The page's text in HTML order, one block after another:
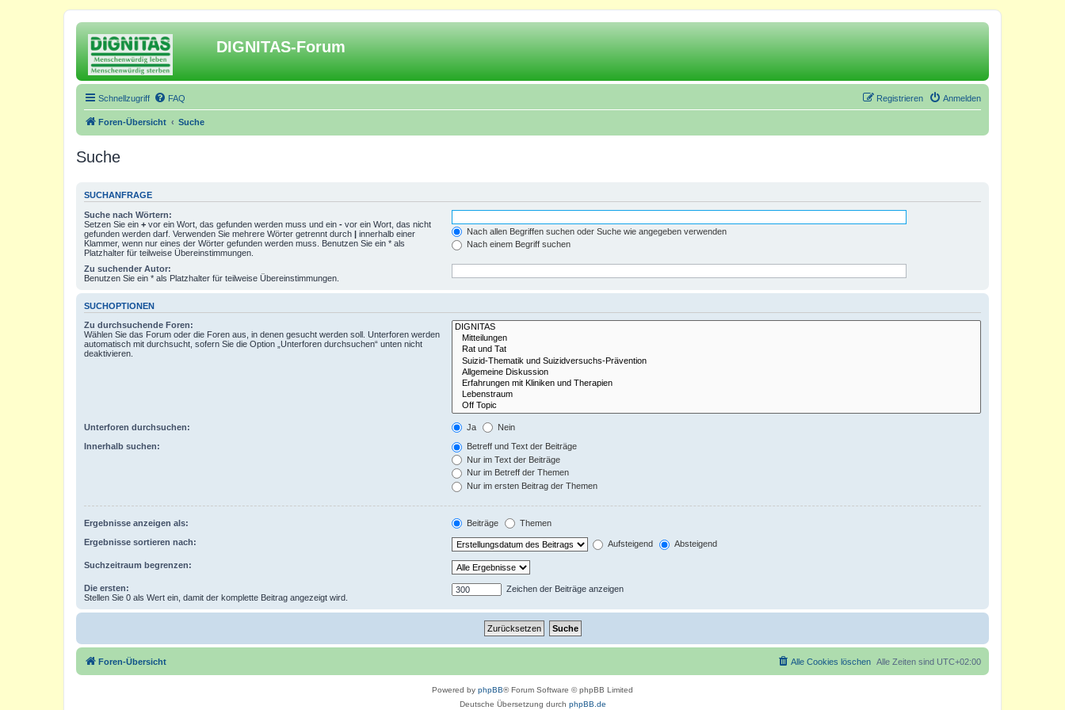
DIGNITAS-Forum
Schnellzugriff FAQ Anmelden
Registrieren
Foren-Übersicht Suche
Suche
SUCHANFRAGE
Suche nach Wörtern:
Setzen Sie ein + vor ein Wort, das gefunden werden muss und ein - vor ein Wort, das nicht
gefunden werden darf. Verwenden Sie mehrere Wörter getrennt durch | innerhalb einer
Klammer, wenn nur eines der Wörter gefunden werden muss. Benutzen Sie ein * als
Platzhalter für teilweise Übereinstimmungen.
Nach allen Begriffen suchen oder Suche wie angegeben verwenden
Nach einem Begriff suchen
Zu suchender Autor:
Benutzen Sie ein * als Platzhalter für teilweise Übereinstimmungen.
SUCHOPTIONEN
Zu durchsuchende Foren:
Wählen Sie das Forum oder die Foren aus, in denen gesucht werden soll. Unterforen werden
automatisch mit durchsucht, sofern Sie die Option „Unterforen durchsuchen“ unten nicht
deaktivieren.
Unterforen durchsuchen: Ja Nein
Innerhalb suchen:
Betreff und Text der Beiträge
Nur im Text der Beiträge
Nur im Betreff der Themen
Nur im ersten Beitrag der Themen
Ergebnisse anzeigen als: Beiträge Themen
Ergebnisse sortieren nach: Aufsteigend Absteigend
Suchzeitraum begrenzen:
Die ersten:
Stellen Sie 0 als Wert ein, damit der komplette Beitrag angezeigt wird.
Zeichen der Beiträge anzeigen
Foren-Übersicht Alle Zeiten sind UTC+02:00
Alle Cookies löschen
Powered by phpBB® Forum Software © phpBB Limited
Deutsche Übersetzung durch phpBB.de